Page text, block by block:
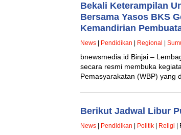
Bekali Keterampilan
Bersama Yasos BKS
Kemandirian
News Pendidikan Regional
bnewsmedia.id Binjai –
secara resmi membuka
Pemasyarakatan (WBP) yang
Berikut Jadwal Libur
News Pendidikan Politik Religi |